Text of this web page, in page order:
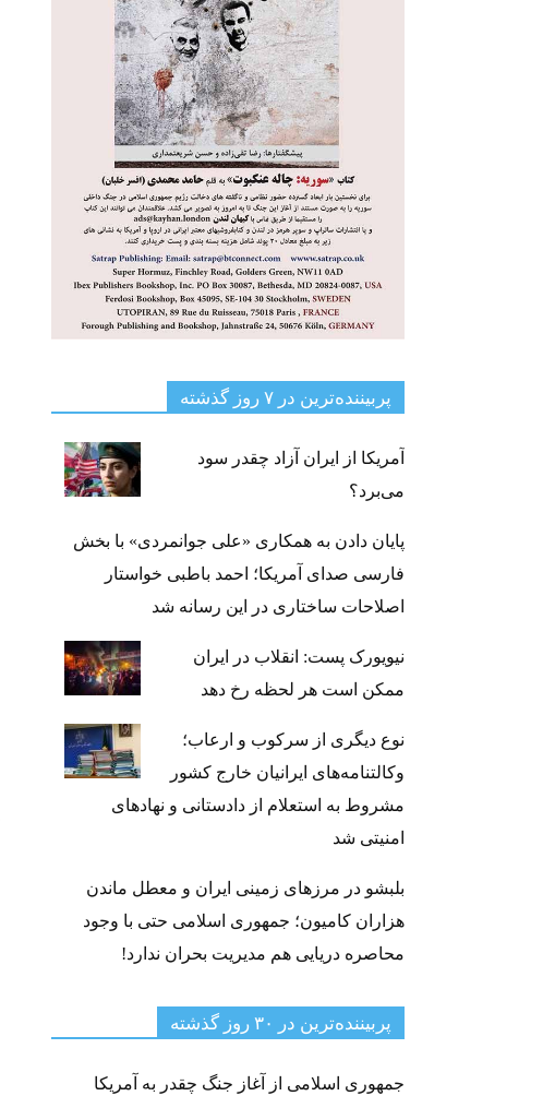
پربیننده‌ترین‌ در ۷ روز گذشته
آمریکا از ایران آزاد چقدر سود
می‌برد؟
پایان دادن به همکاری «علی جوانمردی» با بخش
فارسی صدای آمریکا؛ احمد باطبی خواستار
اصلاحات ساختاری در این رسانه شد
نیویورک پست: انقلاب در ایران
ممکن است هر لحظه رخ دهد
نوع دیگری از سرکوب و ارعاب؛
وکالتنامه‌های ایرانیان خارج کشور
مشروط به استعلام از دادستانی و نهادهای
امنیتی شد
بلبشو در مرزهای زمینی ایران و معطل ماندن
هزاران کامیون؛ جمهوری اسلامی حتی با وجود
محاصره دریایی هم مدیریت بحران ندارد!
پربیننده‌ترین‌ در ۳۰ روز گذشته
جمهوری اسلامی از آغاز جنگ چقدر به آمریکا